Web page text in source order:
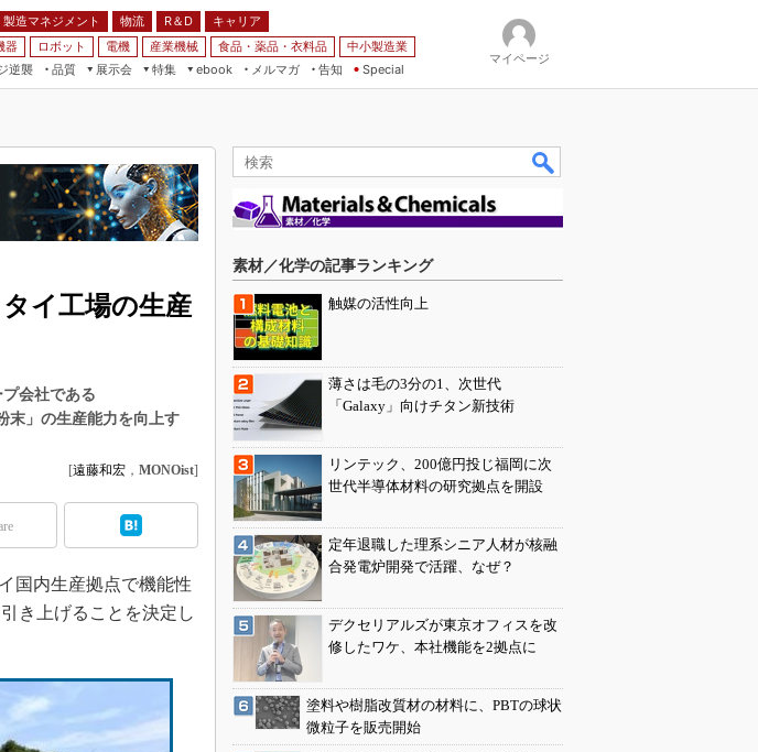
製造マネジメント 物流 R＆D
キャリア
器 ロボット 電機 産業機械 食品・薬品・衣料品
中小製造業
逆襲 品質
展示会
ティング
ン展
特集
ービス
術
とCAE
4.0
パン
ebook
ネジメント
ティ
メルマガ
告知 Special
マイページ
イ工場の生産
会社である
末」の生産能力を向上す
[遠藤和宏 ， MONOist]
国内生産拠点で機能性
き上げることを決定し
素材／化学の記事ランキング
触媒の活性向上
薄さは毛の3分の1、次世代
「Galaxy」向けチタン新技術
リンテック、200億円投じ福岡に次
世代半導体材料の研究拠点を開設
定年退職した理系シニア人材が核融
合発電炉開発で活躍、なぜ？
デクセリアルズが東京オフィスを改
修したワケ、本社機能を2拠点に
塗料や樹脂改質材の材料に、PBTの球状
微粒子を販売開始